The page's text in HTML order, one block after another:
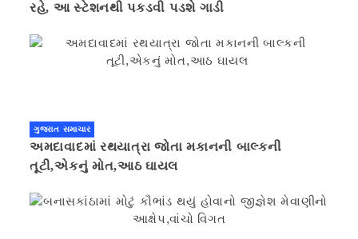
રહે, આ સ્ટેશનથી પકડવી પડશે ગાડી
ગુજરાત સમાચાર
અમદાવાદમાં રથયાત્રા જોતા મકાનની બાલ્કની
તૂટી,એકનું મોત,આઠ ઘાયલ